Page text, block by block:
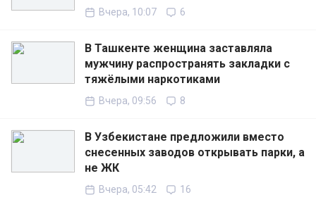
Вчера, 10:07 6
В Ташкенте женщина заставляла
мужчину распространять закладки с
тяжёлыми наркотиками
Вчера, 09:56 8
В Узбекистане предложили вместо
снесенных заводов открывать парки, а
не ЖК
Вчера, 05:42 16